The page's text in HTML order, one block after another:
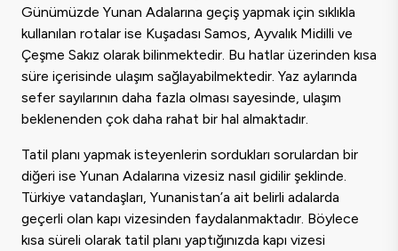
Günümüzde Yunan Adalarına geçiş yapmak için sıklıkla
kullanılan rotalar ise Kuşadası Samos, Ayvalık Midilli ve
Çeşme Sakız olarak bilinmektedir. Bu hatlar üzerinden kısa
süre içerisinde ulaşım sağlayabilmektedir. Yaz aylarında
sefer sayılarının daha fazla olması sayesinde, ulaşım
beklenenden çok daha rahat bir hal almaktadır.
Tatil planı yapmak isteyenlerin sordukları sorulardan bir
diğeri ise Yunan Adalarına vizesiz nasıl gidilir şeklinde.
Türkiye vatandaşları, Yunanistan’a ait belirli adalarda
geçerli olan kapı vizesinden faydalanmaktadır. Böylece
kısa süreli olarak tatil planı yaptığınızda kapı vizesi